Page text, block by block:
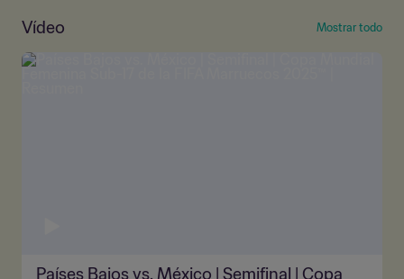
Vídeo Mostrar todo
Países Bajos vs. México | Semifinal | Copa